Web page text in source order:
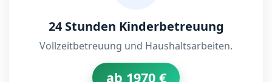
24 Stunden Kinderbetreuung
Vollzeitbetreuung und Haushaltsarbeiten.
ab 1970 €